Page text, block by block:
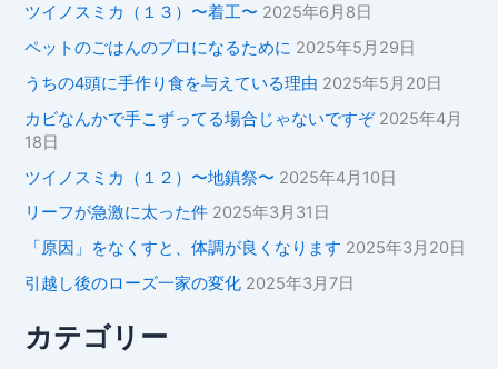
ツイノスミカ（１３）〜着工〜 2025年6月8日
ペットのごはんのプロになるために 2025年5月29日
うちの4頭に手作り食を与えている理由 2025年5月20日
カビなんかで手こずってる場合じゃないですぞ 2025年4月
18日
ツイノスミカ（１２）〜地鎮祭〜 2025年4月10日
リーフが急激に太った件 2025年3月31日
「原因」をなくすと、体調が良くなります 2025年3月20日
引越し後のローズ一家の変化 2025年3月7日
カテゴリー